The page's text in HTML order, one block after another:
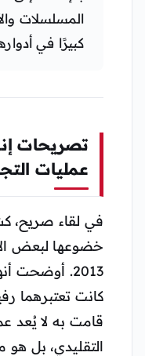
المسلسلات
كبيرًا في
تصريحات
عمليات
في لقاء صريح،
خضوعها لبعض
2013. أوضحت
كانت تعتبرهما
قامت به لا يُعد
التقليدي، بل